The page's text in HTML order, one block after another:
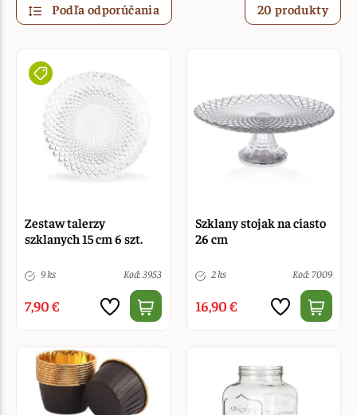
Podľa odporúčania 20 produkty
Zestaw talerzy
szklanych 15 cm 6 szt.
9 ks Kod: 3953
7,90 €
Szklany stojak na ciasto
26 cm
2 ks Kod: 7009
16,90 €